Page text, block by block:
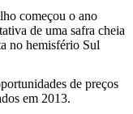
começou o ano
de uma safra cheia
no hemisfério Sul
de preços
em 2013.